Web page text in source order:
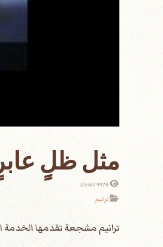
مثل ظلٍ عابرٍ
9978 views
ترانيم